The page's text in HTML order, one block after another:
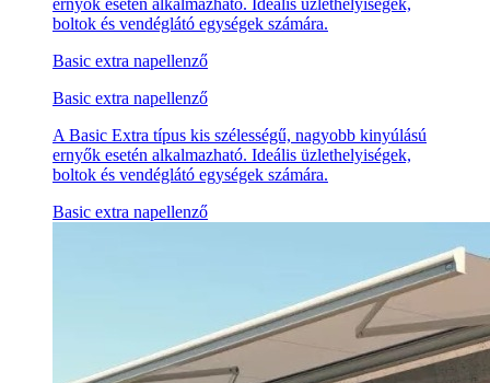
ernyők esetén alkalmazható. Ideális üzlethelyiségek,
boltok és vendéglátó egységek számára.
Basic extra napellenző
Basic extra napellenző
A Basic Extra típus kis szélességű, nagyobb kinyúlású
ernyők esetén alkalmazható. Ideális üzlethelyiségek,
boltok és vendéglátó egységek számára.
Basic extra napellenző